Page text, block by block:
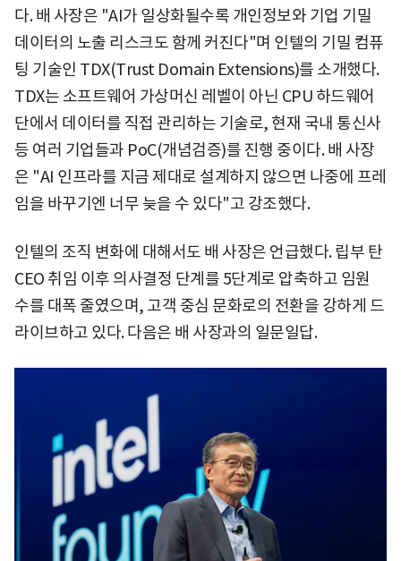
다. 배 사장은 "AI가 일상화될수록 개인정보와 기업 기밀
데이터의 노출 리스크도 함께 커진다"며 인텔의 기밀 컴퓨
팅 기술인 TDX(Trust Domain Extensions)를 소개했다.
TDX는 소프트웨어 가상머신 레벨이 아닌 CPU 하드웨어
단에서 데이터를 직접 관리하는 기술로, 현재 국내 통신사
등 여러 기업들과 PoC(개념검증)를 진행 중이다. 배 사장
은 "AI 인프라를 지금 제대로 설계하지 않으면 나중에 프레
임을 바꾸기엔 너무 늦을 수 있다"고 강조했다.
인텔의 조직 변화에 대해서도 배 사장은 언급했다. 립부 탄
CEO 취임 이후 의사결정 단계를 5단계로 압축하고 임원
수를 대폭 줄였으며, 고객 중심 문화로의 전환을 강하게 드
라이브하고 있다. 다음은 배 사장과의 일문일답.